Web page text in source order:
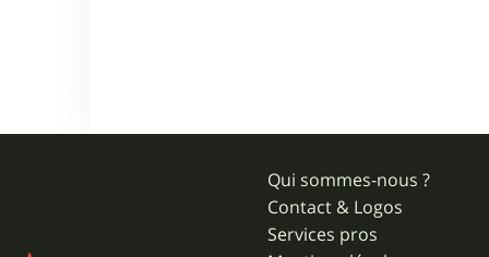
Qui sommes-nous ?
Contact & Logos
Services pros